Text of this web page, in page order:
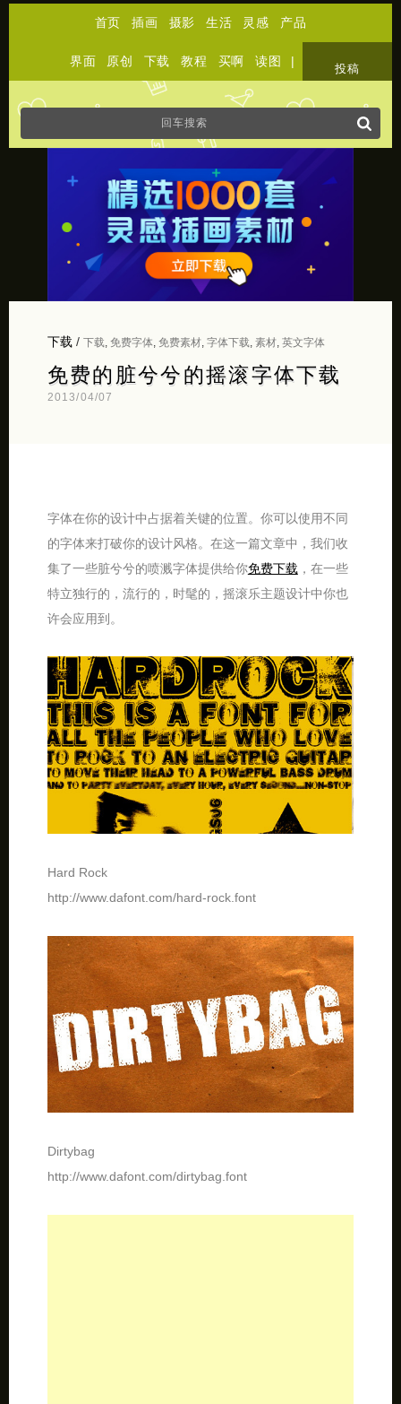
首页 插画 摄影 生活 灵感 产品
界面 原创 下载 教程 买啊 读图 |
投稿
下载 / 下载 免费字体, 免费素材, 字体下载 素材, 英文字体
免费的脏兮兮的摇滚字体下载
2013/04/07
字体在你的设计中占据着关键的位置。你可以使用不同
的字体来打破你的设计风格。在这一篇文章中，我们收
集了一些脏兮兮的喷溅字体提供给你免费下载 ，在一些
特立独行的，流行的，时髦的，摇滚乐主题设计中你也
许会应用到。
Hard Rock
http://www.dafont.com/hard-rock.font
Dirtybag
http://www.dafont.com/dirtybag.font